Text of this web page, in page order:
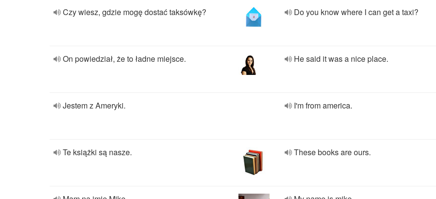
Czy wiesz, gdzie mogę dostać taksówkę? Do you know where I can get a taxi?
On powiedział, że to ładne miejsce. He said it was a nice place.
Jestem z Ameryki. I'm from america.
Te książki są nasze. These books are ours.